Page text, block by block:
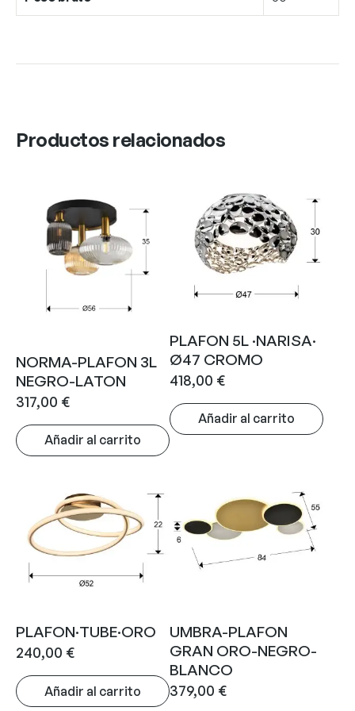
Productos relacionados
NORMA-PLAFON 3L
NEGRO-LATON
317,00 €
Añadir al carrito
PLAFON 5L ·NARISA·
Ø47 CROMO
418,00 €
Añadir al carrito
PLAFON·TUBE·ORO
240,00 €
Añadir al carrito
UMBRA-PLAFON
GRAN ORO-NEGRO-
BLANCO
379,00 €